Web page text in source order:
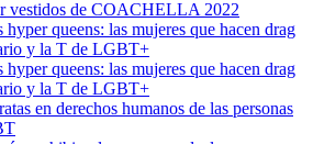
vestidos de COACHELLA 2022
hyper queens: las mujeres que hacen drag
y la T de LGBT+
hyper queens: las mujeres que hacen drag
y la T de LGBT+
en derechos humanos de las personas